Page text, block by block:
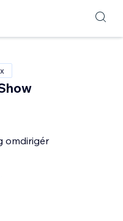
omdirigér